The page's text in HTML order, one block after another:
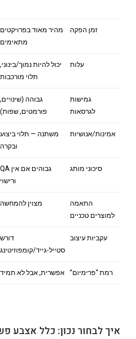
זמן הפקה
מהיר מאוד בפרויקטים
מתאימים
עלות
יכול להיות נמוך/בינוני,
תלוי מורכבות
גמישות
לגרסאות
גבוהה (שינויים,
פורמטים, שפות)
אמינות/אנושיות
משתנה — תלוי ביצוע
ובקרה
סיכוני מותג
גבוהים אם אין QA
ורישוי
התאמה
למוצרים טכניים
מצוין להמחשה
עקביות עיצוב
דורש
סטייל-גייד/קומפוזיטינג
רמת “פרימיום” אפשרית, אבל לא תמיד
איך לבחור נכון: כלל אצבע